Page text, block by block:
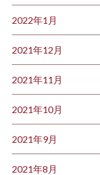
2022年1月
2021年12月
2021年11月
2021年10月
2021年9月
2021年8月